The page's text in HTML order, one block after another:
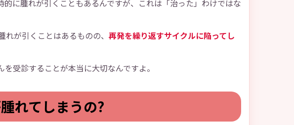
的に腫れが引くこともあるんですが、これは「治った」わけではな
が引くことはあるものの、 再発を繰り返すサイクルに陥ってし
受診することが本当に大切なんですよ。
れてしまうの?